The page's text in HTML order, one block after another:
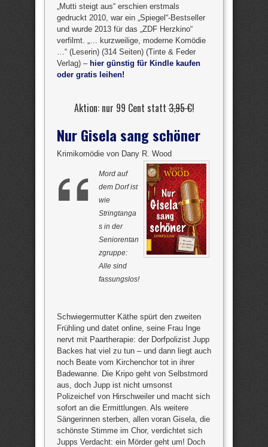
„Mutti steigt aus“ erschien erstmals
gedruckt 2010, war ein „Spiegel“-Bestseller
und wurde 2013 für das „ZDF Herzkino“
verfilmt. „… kurzweilige, moderne Komödie
…“ (Leserin) (314 Seiten) (Tinte & Feder
Verlag) – hier günstig für Kindle kaufen
oder gratis leihen!
Aktion: nur 99 Cent statt3,95 €!
Nur Gisela sang schöner
Krimikomödie von Dany R. Wood
Mord auf
dem Dorf ist
wie
Stringtanga
s in der
Seniorentan
zgruppe:
Alle sind
fassungslos!
Schwiegermutter Käthe spürt den zweiten
Frühling und datet online, seine Frau Inge
nervt mit Paartherapie: der Dorfpolizist Jupp
Backes hat viel zu tun – und dann liegt auch
noch Beate vom Kirchenchor tot in ihrer
Badewanne. Die Kripo geht von Selbstmord
aus, doch Jupp ist nicht umsonst
Polizeichef von Hirschweiler und macht sich
sofort an die Ermittlungen. Als weitere
Sängerinnen sterben, allen voran Gisela, die
schönste Stimme im Chor, verdichtet sich
Jupps Verdacht: ein Mörder geht um! Doch